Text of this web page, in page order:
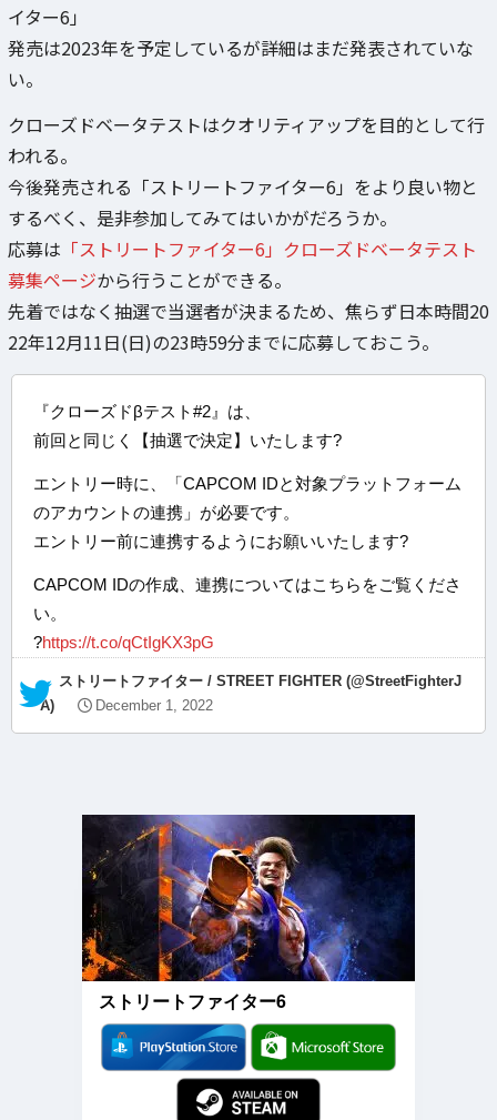
イター6」
発売は2023年を予定しているが詳細はまだ発表されていな
い。
クローズドベータテストはクオリティアップを目的として行
われる。
今後発売される「ストリートファイター6」をより良い物と
するべく、是非参加してみてはいかがだろうか。
応募は 「ストリートファイター6」クローズドベータテスト
募集ページから行うことができる。
先着ではなく抽選で当選者が決まるため、焦らず日本時間20
22年12月11日(日)の23時59分までに応募しておこう。
『クローズドβテスト#2』は、
前回と同じく【抽選で決定】いたします?
エントリー時に、「CAPCOM IDと対象プラットフォーム
のアカウントの連携」が必要です。
エントリー前に連携するようにお願いいたします?
CAPCOM IDの作成、連携についてはこちらをご覧くださ
い。
?https://t.co/qCtIgKX3pG
— ストリートファイター / STREET FIGHTER (@StreetFighterJ
A)
December 1, 2022
ストリートファイター6